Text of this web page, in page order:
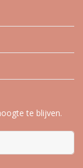
te blijven.